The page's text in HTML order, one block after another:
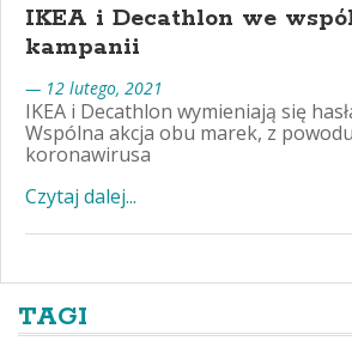
IKEA i Decathlon we
kampanii
— 12 lutego, 2021
IKEA i Decathlon wymieniają się
Wspólna akcja obu marek, z
koronawirusa
Czytaj dalej...
TAGI